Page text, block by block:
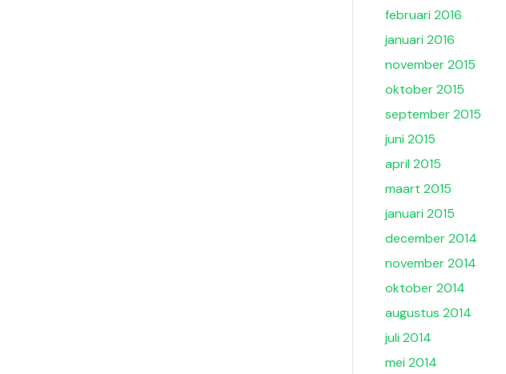
februari 2016
januari 2016
november 2015
oktober 2015
september 2015
juni 2015
april 2015
maart 2015
januari 2015
december 2014
november 2014
oktober 2014
augustus 2014
juli 2014
mei 2014